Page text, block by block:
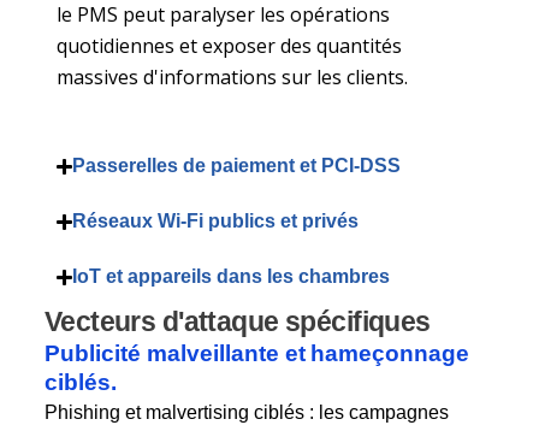
le PMS peut paralyser les opérations
quotidiennes et exposer des quantités
massives d'informations sur les clients.
Passerelles de paiement et PCI-DSS
Réseaux Wi-Fi publics et privés
IoT et appareils dans les chambres
Vecteurs d'attaque spécifiques
Publicité malveillante et hameçonnage
ciblés.
Phishing et malvertising ciblés : les campagnes